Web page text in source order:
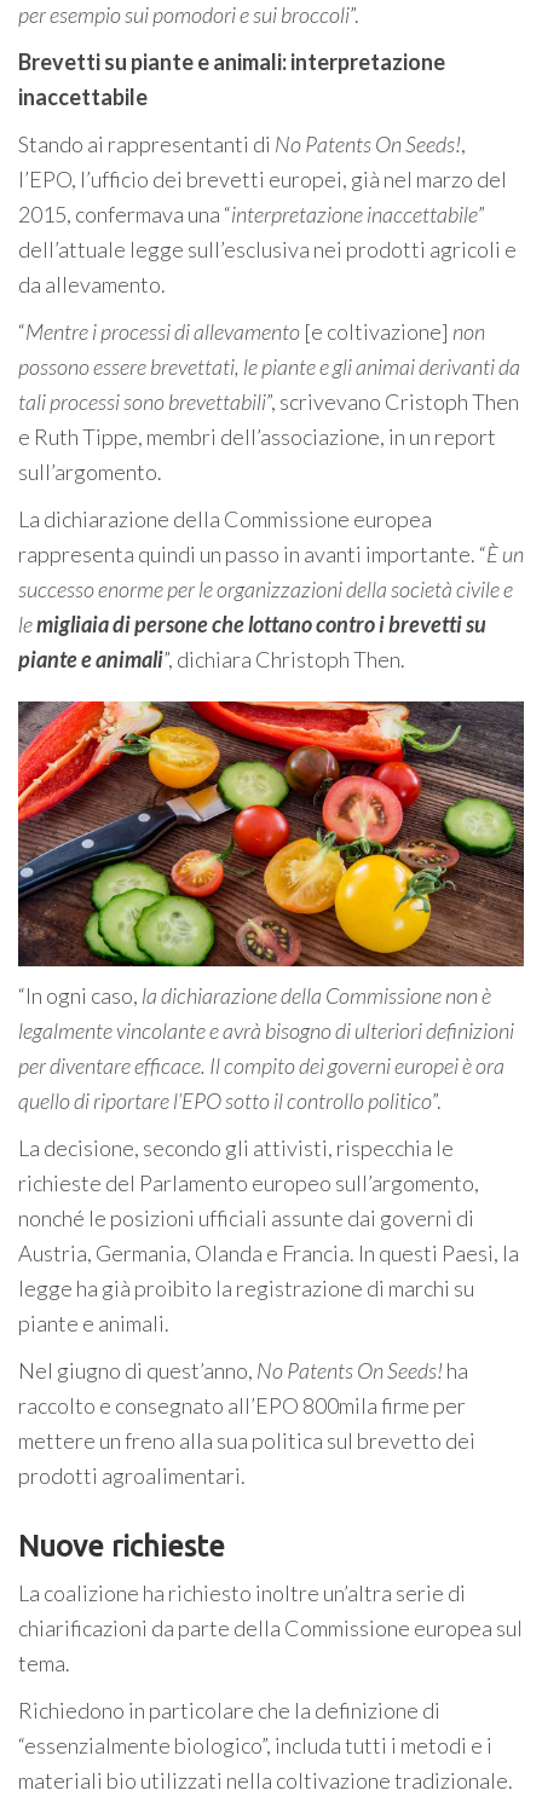
per esempio sui pomodori e sui broccoli”.
Brevetti su piante e animali: interpretazione
inaccettabile
Stando ai rappresentanti di No Patents On Seeds!,
l’EPO, l’ufficio dei brevetti europei, già nel marzo del
2015, confermava una “interpretazione inaccettabile”
dell’attuale legge sull’esclusiva nei prodotti agricoli e
da allevamento.
“Mentre i processi di allevamento [e coltivazione] non
possono essere brevettati, le piante e gli animai derivanti da
tali processi sono brevettabili”, scrivevano Cristoph Then
e Ruth Tippe, membri dell’associazione, in un report
sull’argomento.
La dichiarazione della Commissione europea
rappresenta quindi un passo in avanti importante. “È un
successo enorme per le organizzazioni della società civile e
lemigliaia di persone che lottano contro i brevetti su
piante e animali”, dichiara Christoph Then.
“In ogni caso, la dichiarazione della Commissione non è
legalmente vincolante e avrà bisogno di ulteriori definizioni
per diventare efficace. Il compito dei governi europei è ora
quello di riportare l’EPO sotto il controllo politico”.
La decisione, secondo gli attivisti, rispecchia le
richieste del Parlamento europeo sull’argomento,
nonché le posizioni ufficiali assunte dai governi di
Austria, Germania, Olanda e Francia. In questi Paesi, la
legge ha già proibito la registrazione di marchi su
piante e animali.
Nel giugno di quest’anno, No Patents On Seeds! ha
raccolto e consegnato all’EPO 800mila firme per
mettere un freno alla sua politica sul brevetto dei
prodotti agroalimentari.
Nuove richieste
La coalizione ha richiesto inoltre un’altra serie di
chiarificazioni da parte della Commissione europea sul
tema.
Richiedono in particolare che la definizione di
“essenzialmente biologico”, includa tutti i metodi e i
materiali bio utilizzati nella coltivazione tradizionale.